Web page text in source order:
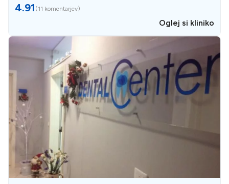
4.91 (11 komentarjev)
Oglej si kliniko